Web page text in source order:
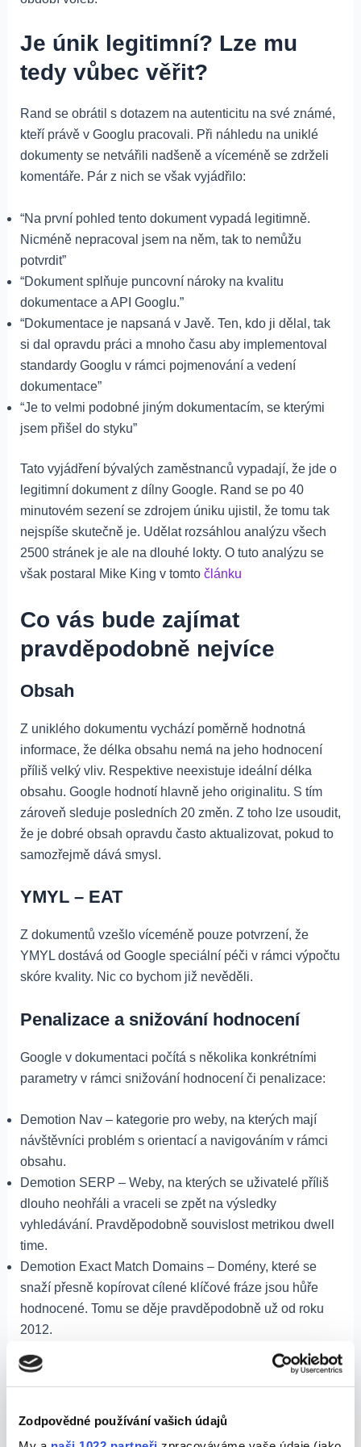
Zodpovědné používání vašich údajů
Je únik legitimní? Lze mu
tedy vůbec věřit?
Rand se obrátil s dotazem na autenticitu na své známé,
kteří právě v Googlu pracovali. Při náhledu na uniklé
dokumenty se netvářili nadšeně a víceméně se zdrželi
komentáře. Pár z nich se však vyjádřilo:
“Na první pohled tento dokument vypadá legitimně.
Nicméně nepracoval jsem na něm, tak to nemůžu
potvrdit”
“Dokument splňuje puncovní nároky na kvalitu
dokumentace a API Googlu.”
“Dokumentace je napsaná v Javě. Ten, kdo ji dělal, tak
si dal opravdu práci a mnoho času aby implementoval
standardy Googlu v rámci pojmenování a vedení
dokumentace”
“Je to velmi podobné jiným dokumentacím, se kterými
jsem přišel do styku”
Tato vyjádření bývalých zaměstnanců vypadají, že jde o
legitimní dokument z dílny Google. Rand se po 40
minutovém sezení se zdrojem úniku ujistil, že tomu tak
nejspíše skutečně je. Udělat rozsáhlou analýzu všech
2500 stránek je ale na dlouhé lokty. O tuto analýzu se
však postaral Mike King v tomto článku
Co vás bude zajímat
pravděpodobně nejvíce
Obsah
Z uniklého dokumentu vychází poměrně hodnotná
informace, že délka obsahu nemá na jeho hodnocení
příliš velký vliv. Respektive neexistuje ideální délka
obsahu. Google hodnotí hlavně jeho originalitu. S tím
zároveň sleduje posledních 20 změn. Z toho lze usoudit,
že je dobré obsah opravdu často aktualizovat, pokud to
samozřejmě dává smysl.
YMYL – EAT
Z dokumentů vzešlo víceméně pouze potvrzení, že
YMYL dostává od Google speciální péči v rámci výpočtu
skóre kvality. Nic co bychom již nevěděli.
Penalizace a snižování hodnocení
Google v dokumentaci počítá s několika konkrétními
parametry v rámci snižování hodnocení či penalizace:
Demotion Nav – kategorie pro weby, na kterých mají
návštěvníci problém s orientací a navigováním v rámci
obsahu.
Demotion SERP – Weby, na kterých se uživatelé příliš
dlouho neohřáli a vraceli se zpět na výsledky
vyhledávání. Pravděpodobně souvislost metrikou dwell
time.
Demotion Exact Match Domains – Domény, které se
snaží přesně kopírovat cílené klíčové fráze jsou hůře
hodnocené. Tomu se děje pravděpodobně už od roku
2012.
Local Degradation – globální a superglobální weby jsou
znevýhodněné oproti těm lokálně cíleným. Google se
to dává smysl.